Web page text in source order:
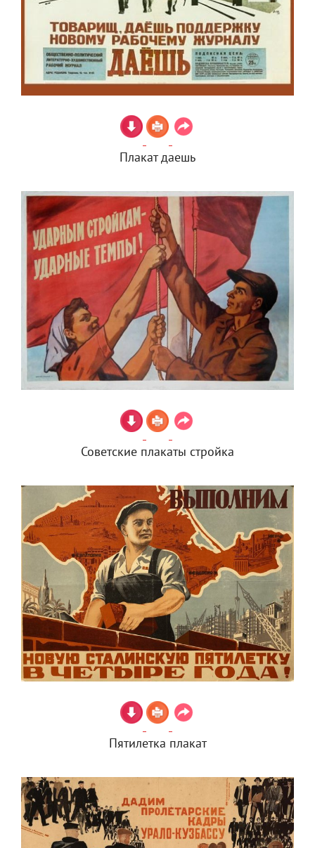
Плакат даешь
Советские плакаты стройка
Пятилетка плакат